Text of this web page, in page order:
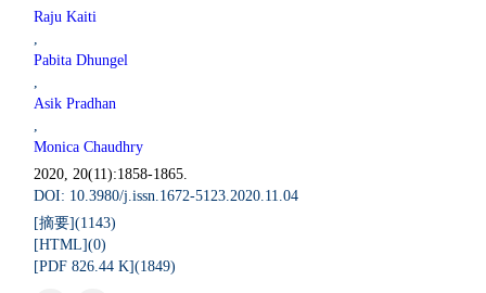
Raju Kaiti
,
Pabita Dhungel
,
Asik Pradhan
,
Monica Chaudhry
2020, 20(11):1858-1865.
DOI: 10.3980/j.issn.1672-5123.2020.11.04
[摘要](1143)
[HTML](0)
[PDF 826.44 K](1849)